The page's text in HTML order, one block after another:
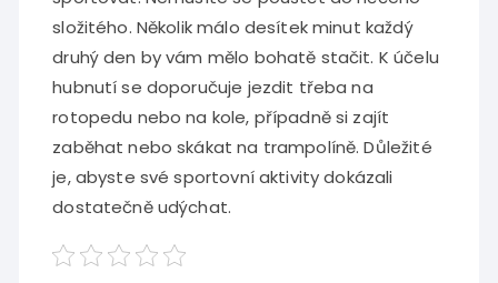
složitého. Několik málo desítek minut každý
druhý den by vám mělo bohatě stačit. K účelu
hubnutí se doporučuje jezdit třeba na
rotopedu nebo na kole, případně si zajít
zaběhat nebo skákat na trampolíně. Důležité
je, abyste své sportovní aktivity dokázali
dostatečně udýchat.